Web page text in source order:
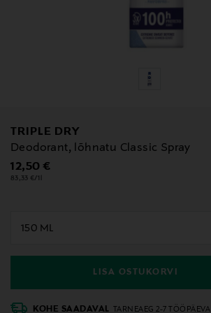
TRIPLE DRY
Deodorant, lõhnatu Classic Spray
Original Price
12,50 €
83,33 €/1l
LISA OSTUKORVI
KOHE SAADAVAL TARNEAEG 2-7 TÖÖPÄEVA